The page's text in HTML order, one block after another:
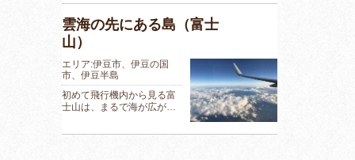
雲海の先にある島（富士
山）
エリア:伊豆市、伊豆の国
市、伊豆半島
初めて飛行機内から見る富
士山は、まるで海が広が…